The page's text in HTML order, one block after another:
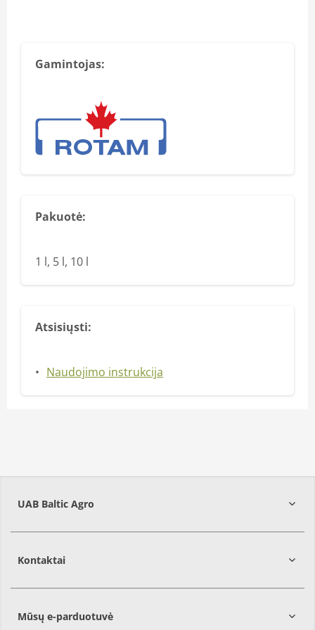
Gamintojas:
Pakuotė:
1 l, 5 l, 10 l
Atsisiųsti:
Naudojimo instrukcija
UAB Baltic Agro
Kontaktai
Mūsų e-parduotuvė